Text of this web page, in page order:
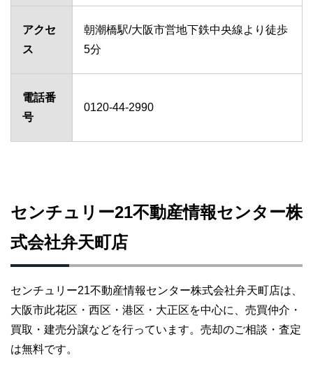
アクセ
ス
朝潮橋駅/大阪市営地下鉄中央線より徒歩
5分
電話番
号
0120-44-2990
センチュリー21不動産情報センター株
式会社弁天町店
センチュリー21不動産情報センター株式会社弁天町店は、
大阪市此花区・西区・港区・大正区を中心に、売買仲介・
買取・建売分譲などを行っています。売却のご相談・査定
は無料です。